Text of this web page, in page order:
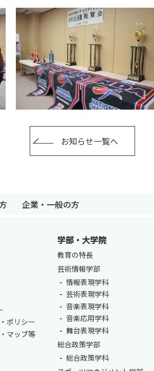
卒業生の方 保護者の方
お知らせ一覧へ
企業・一般の方
ポリシー
マップ等
学部・大学院
教育の特長
芸術情報学部
情報表現学科
芸術表現学科
音楽表現学科
音楽応用学科
舞台表現学科
総合政策学部
総合政策学科